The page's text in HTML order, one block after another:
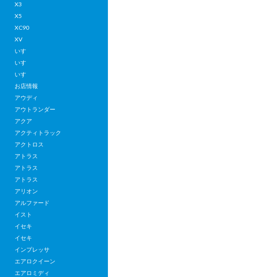
X3
X5
XC90
XV
いすゞ
いすゞ
いすゞ
お店情報
アウディ
アウトランダー
アクア
アクティトラック
アクトロス
アトラス
アトラス
アトラス
アリオン
アルファード
イスト
イセキ
イセキ
インプレッサ
エアロクイーン
エアロミディ